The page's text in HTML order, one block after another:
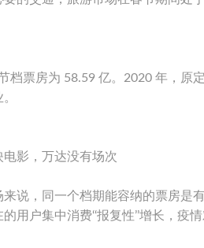
档票房为 58.59 亿。2020 年，原
电影，万达没有场次
来说，同一个档期能容纳的票房是
用户集中消费‘‘报复性’’增长，